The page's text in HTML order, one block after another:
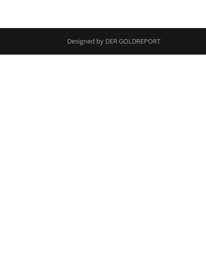
Designed by DER GOLDREPORT